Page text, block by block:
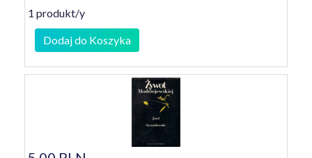
1 produkt/y
Dodaj do Koszyka